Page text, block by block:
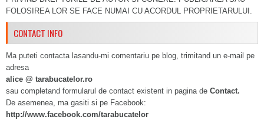
FOLOSIREA LOR SE FACE NUMAI CU ACORDUL PROPRIETARULUI.
CONTACT INFO
Ma puteti contacta lasandu-mi comentariu pe blog, trimitand un e-mail pe
adresa
alice @ tarabucatelor.ro
sau completand formularul de contact existent in pagina de Contact.
De asemenea, ma gasiti si pe Facebook:
http://www.facebook.com/tarabucatelor